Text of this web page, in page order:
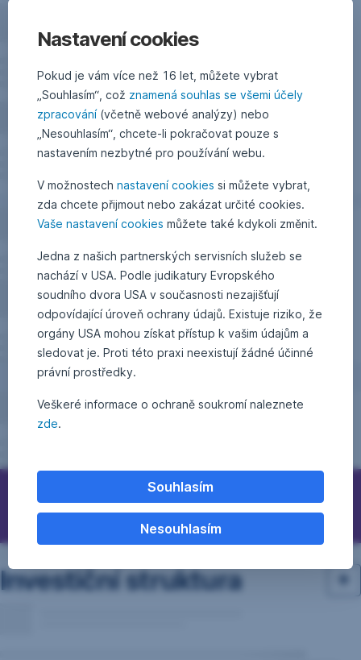
Otázky, podněty, nápady?
Investiční struktura
Nastavení cookies
Pokud je vám více než 16 let, můžete vybrat
„Souhlasím“, což znamená souhlas se všemi účely
zpracování(včetně webové analýzy) nebo
„Nesouhlasím“, chcete-li pokračovat pouze s
nastavením nezbytné pro používání webu.
V možnostech nastavení cookies si můžete vybrat,
zda chcete přijmout nebo zakázat určité cookies.
Vaše nastavení cookies můžete také kdykoli změnit.
Jedna z našich partnerských servisních služeb se
nachází v USA. Podle judikatury Evropského
soudního dvora USA v současnosti nezajišťují
odpovídající úroveň ochrany údajů. Existuje riziko, že
orgány USA mohou získat přístup k vašim údajům a
sledovat je. Proti této praxi neexistují žádné účinné
právní prostředky.
Veškeré informace o ochraně soukromí naleznete
zde.
Souhlasím
Nesouhlasím